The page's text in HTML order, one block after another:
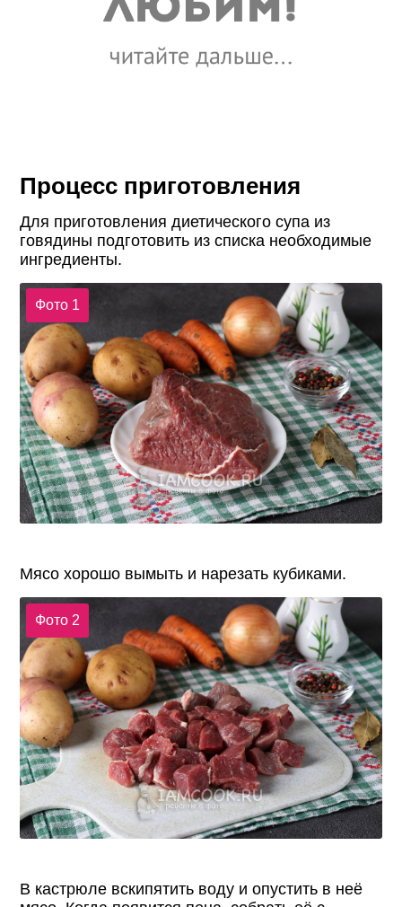
Процесс приготовления
Для приготовления диетического супа из
говядины подготовить из списка необходимые
ингредиенты.
Фото 1
Мясо хорошо вымыть и нарезать кубиками.
Фото 2
В кастрюле вскипятить воду и опустить в неё